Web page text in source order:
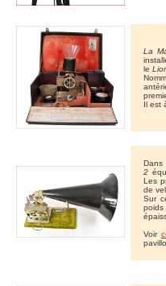
La
le
Il est
Dans
2
Les
de
Sur
poids
Voir